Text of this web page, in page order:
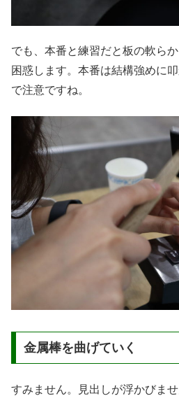
でも、本番と練習だと板の軟ら
困惑します。本番は結構強めに
で注意ですね。
金属棒を曲げていく
すみません。見出しが浮かびませ